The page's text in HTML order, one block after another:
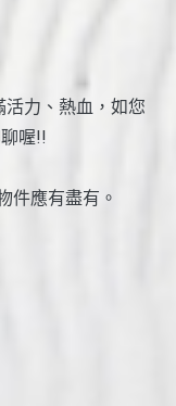
力、熱血，如您
喔!!
件應有盡有。